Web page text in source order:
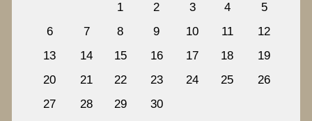
1
2 3 4
5
6
7 8 9 10 11
12
13
14 15 16 17 18
19
20
21 22 23 24 25
26
27
28 29
30